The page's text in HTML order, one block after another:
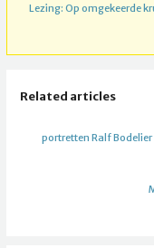
Lezing: Op omgekeerde
Related articles
portretten Ralf Bodelier